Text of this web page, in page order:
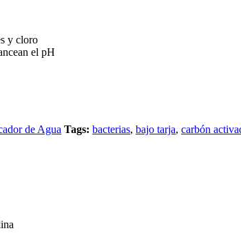
y cloro
el pH
de Agua Tags: bacterias, bajo tarja, carbón